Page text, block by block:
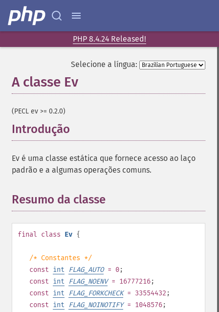
PHP 8.4.24 Released!
Selecione a língua:
A classe Ev
(PECL ev >= 0.2.0)
Introdução
Ev é uma classe estática que fornece acesso ao laço
padrão e a algumas operações comuns.
Resumo da classe
final class Ev {
/* Constantes */
const int FLAG_AUTO= 0;
const int FLAG_NOENV= 16777216;
const int FLAG_FORKCHECK= 33554432 ;
const int FLAG_NOINOTIFY= 1048576;